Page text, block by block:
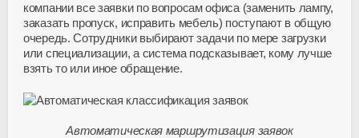
компании все заявки по вопросам офиса (заменить лампу,
заказать пропуск, исправить мебель) поступают в общую
очередь. Сотрудники выбирают задачи по мере загрузки
или специализации, а система подсказывает, кому лучше
взять то или иное обращение.
Автоматическая маршрутизация заявок